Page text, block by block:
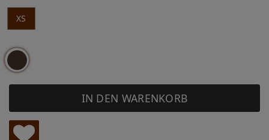
XS
IN DEN WARENKORB